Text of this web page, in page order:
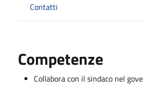
Contatti
Competenze
Collabora con il sindaco nel